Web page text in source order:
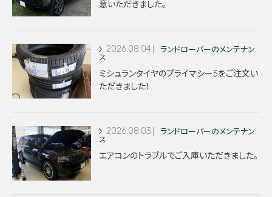
意いただきました。
2026.08.04
ランドローバーのメンテナン
ス
ミシュランタイヤのプライマシー5をご注文い
ただきました！
2026.08.03
ランドローバーのメンテナン
ス
エアコンのトラブルでご入庫いただきました。